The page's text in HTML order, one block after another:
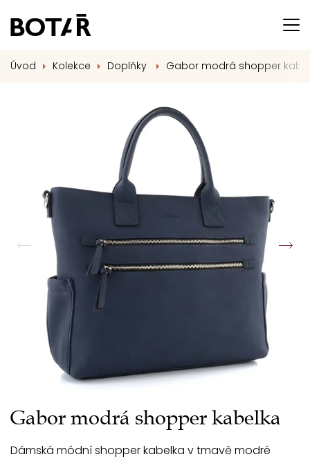
Úvod Kolekce Doplňky Gabor modrá shopper
Gabor modrá shopper kabelka
Dámská módní shopper kabelka v tmavě modré